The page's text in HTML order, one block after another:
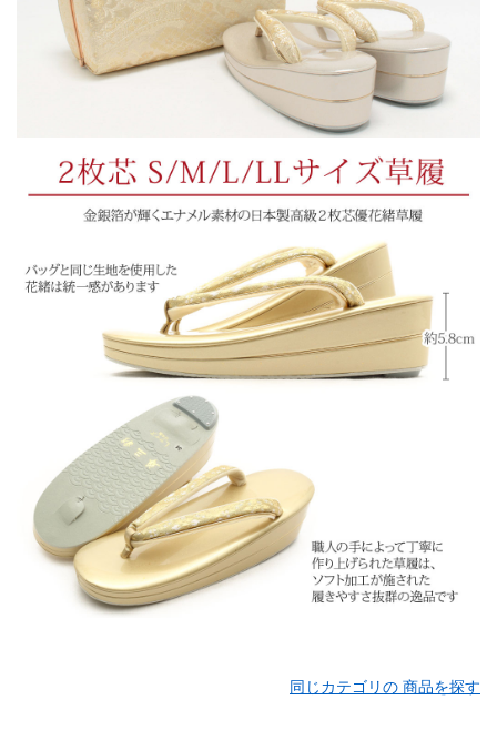
同じカテゴリの 商品を探す